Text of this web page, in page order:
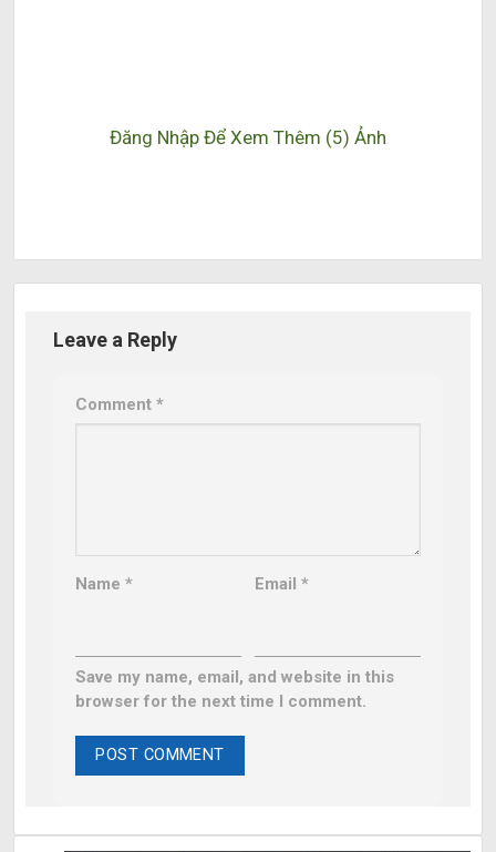
Đăng Nhập Để Xem Thêm (5) Ảnh
Leave a Reply
Comment *
Name * Email*
Save my name, email, and website in this
browser for the next time I comment.